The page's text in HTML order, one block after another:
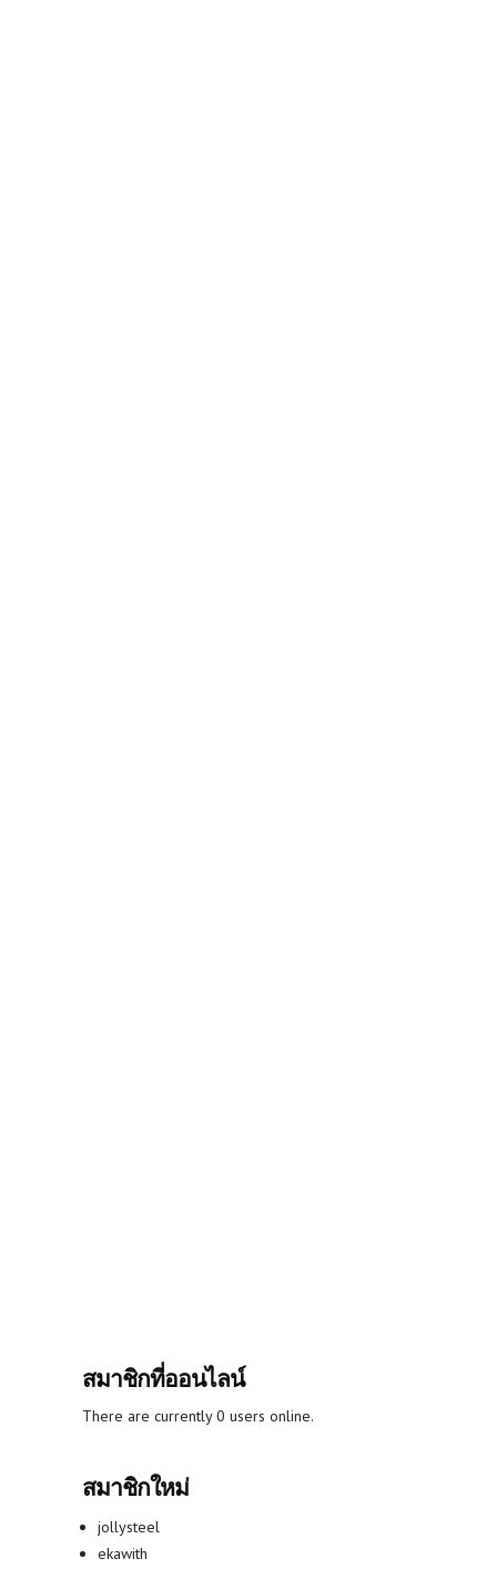
สมาชิกที่ออนไลน์
There are currently 0 users online.
สมาชิกใหม่
jollysteel
ekawith